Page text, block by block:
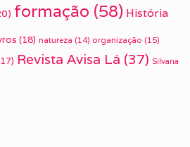
formação (58) História
(18) natureza (14) organização (15)
Revista Avisa Lá (37) Silvana